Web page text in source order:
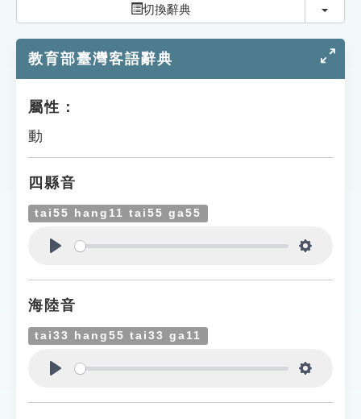
知識索引
遊戲專區
教學應用
貓頭鷹博士
切換辭典 切換
教育部臺灣客語辭典
屬性：
動
四縣音
tai55 hang11 tai55 ga55
海陸音
tai33 hang55 tai33 ga11